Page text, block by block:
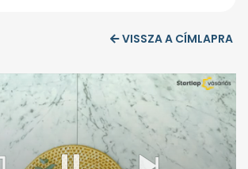
VISSZA A CÍMLAPRA